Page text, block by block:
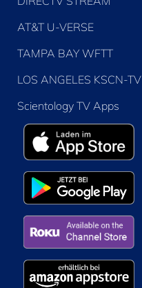
AT&T U-VERSE
TAMPA BAY WFTT
LOS ANGELES KSCN-TV
Scientology TV Apps